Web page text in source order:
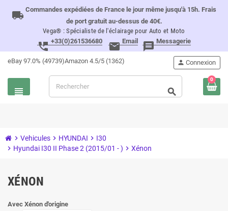
local_shipping Commandes expédiées de France le jour même jusqu'à 15h. Frais
de port gratuit au-dessus de 40€.
Vega® : Spécialiste de l'éclairage pour Auto et Moto
perm_phone_msg +33(0)261536680 email Email message Messagerie
eBay 97.0% (49739)Amazon 4.5/5 (1362)
view_headline
person Connexion
search
0
chevron_right Vehicules chevron_right HYUNDAI chevron_right I30
chevron_right Hyundai I30 II Phase 2 (2015/01 - ) chevron_right Xénon
XÉNON
Avec Xénon d'origine